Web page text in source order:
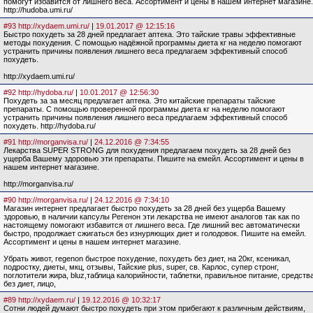
http://hudoba.umi.ru/
#93 http://xydaem.umi.ru/ | 19.01.2017 @ 12:15:16
Быстро похудеть за 28 дней предлагает аптека. Это тайские травы эффективные
методы похудения. С помощью надёжной программы диета кг на неделю помогают
устранить причины появления лишнего веса предлагаем эффективный способ
похудеть.
http://xydaem.umi.ru/
#92 http://hydoba.ru/ | 10.01.2017 @ 12:56:30
Похудеть за за месяц предлагает аптека. Это китайские препараты тайские
препараты. С помощью проверенной программы диета кг на неделю помогают
устранить причины появления лишнего веса предлагаем эффективный способ
похудеть. http://hydoba.ru/
#91 http://morganvisa.ru/ | 24.12.2016 @ 7:34:55
Лекарства SUPER STRONG для похудения предлагаем похудеть за 28 дней без
ущерба Вашему здоровью эти препараты. Пишите на емейл. Ассортимент и цены в
нашем интернет магазине.
http://morganvisa.ru/
#90 http://morganvisa.ru/ | 24.12.2016 @ 7:34:10
Магазин интернет предлагает быстро похудеть за 28 дней без ущерба Вашему
здоровью, в наличии капсулы Регенон эти лекарства не имеют аналогов так как по
настоящему помогают избавится от лишнего веса. Где лишний вес автоматически
быстро, продолжает сжигаться без изнуряющих диет и голодовок. Пишите на емейл.
Ассортимент и цены в нашем интернет магазине.
Убрать живот, regenon быстрое похудение, похудеть без диет, на 20кг, ксеникал,
подростку, диеты, мкц, отзывы, Тайские plus, super, св. Карлос, супер стронг,
поглотители жира, bluz,таблица калорийности, таблетки, правильное питание,
без диет, лицо,
#89 http://xydaem.ru/ | 19.12.2016 @ 10:32:17
Сотни людей думают быстро похудеть при этом прибегают к различным действиям,